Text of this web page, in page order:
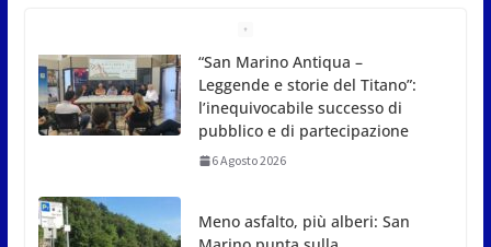
Meno asfalto, più alberi: San
Marino punta sulla
depavimentazione per
idrogeologico